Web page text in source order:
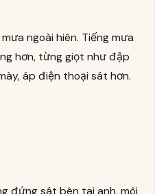
ngoài hiên. Tiếng mưa
hơn, từng giọt như đập
áp điện thoại sát hơn.
đứng sát bên tai anh, môi